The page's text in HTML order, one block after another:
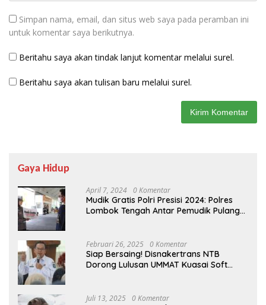
Simpan nama, email, dan situs web saya pada peramban ini
untuk komentar saya berikutnya.
Beritahu saya akan tindak lanjut komentar melalui surel.
Beritahu saya akan tulisan baru melalui surel.
Gaya Hidup
April 7, 2024 0 Komentar
Mudik Gratis Polri Presisi 2024: Polres
Lombok Tengah Antar Pemudik Pulang
Februari 26, 2025 0 Komentar
Siap Bersaing! Disnakertrans NTB
Dorong Lulusan UMMAT Kuasai Soft
Juli 13, 2025 0 Komentar